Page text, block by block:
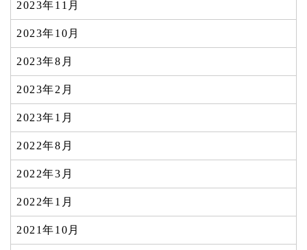
2023年11月
2023年10月
2023年8月
2023年2月
2023年1月
2022年8月
2022年3月
2022年1月
2021年10月